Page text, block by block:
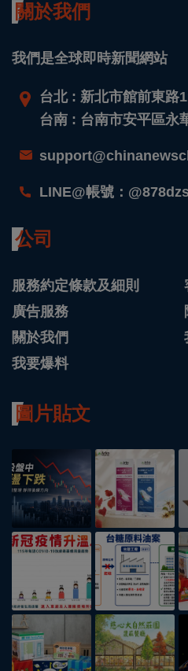
關於我們
我們是全球即時新聞網站
台北 : 新北市館前東路
台南 : 台南市安平區永
LINE@帳號：
公司
服務約定條款及細則
廣告服務
關於我們
我要爆料
圖片貼文